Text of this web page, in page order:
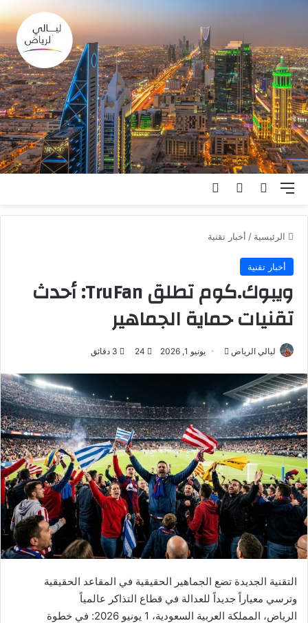
القائمة بحث عنالوضع المظلم
الرئيسية / أخبار تقنية
أخبار تقنية
ويبوك.كوم تطلق TruFan: أحدث
تقنيات حماية الجماهير
ليالي الرياض
ل
ب
ر
ي
د
ا
إ
ك
و
ن
يونيو 1, 2026 24
التقنية الجديدة تضع الجماهير الحقيقية في المقاعد الحقيقية
وترسي معياراً جديداً للعدالة في قطاع التذاكر عالمياً
الرياض، المملكة العربية السعودية، 1 يونيو 2026: في خطوة